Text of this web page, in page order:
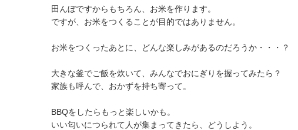
田んぼですからもちろん、お米を作ります。
ですが、お米をつくることが目的ではありません。
お米をつくったあとに、どんな楽しみがあるのだろうか・・・？
大きな釜でご飯を炊いて、みんなでおにぎりを握ってみたら？
家族も呼んで、おかずを持ち寄って。
BBQをしたらもっと楽しいかも。
いい匂いにつられて人が集まってきたら、どうしよう。